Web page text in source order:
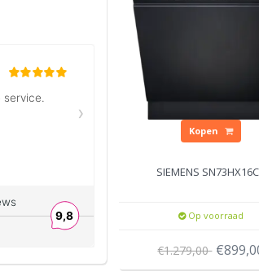
Kopen
SIEMENS
Op voorraad
€1.279,00